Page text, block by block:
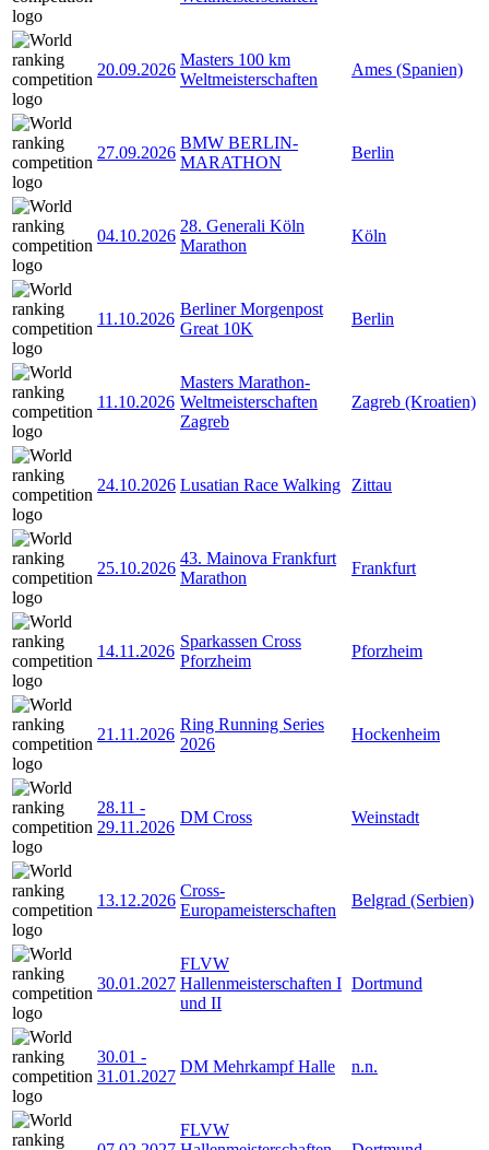
20.09.2026
Masters 100 km
Weltmeisterschaften
Ames (Spanien)
27.09.2026
BMW BERLIN-
MARATHON
Berlin
04.10.2026
28. Generali Köln
Marathon
Köln
11.10.2026
Berliner Morgenpost
Great 10K
Berlin
11.10.2026
Masters Marathon-
Weltmeisterschaften
Zagreb
Zagreb (Kroatien)
24.10.2026 Lusatian Race Walking Zittau
25.10.2026
43. Mainova Frankfurt
Marathon
Frankfurt
14.11.2026
Sparkassen Cross
Pforzheim
Pforzheim
21.11.2026
Ring Running Series
2026
Hockenheim
28.11 -
29.11.2026
DM Cross Weinstadt
13.12.2026
Cross-
Europameisterschaften
Belgrad (Serbien)
30.01.2027
FLVW
Hallenmeisterschaften I
und II
Dortmund
30.01 -
31.01.2027
DM Mehrkampf Halle n.n.
FLVW